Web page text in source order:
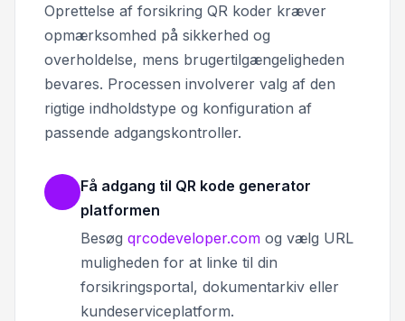
Oprettelse af forsikring QR koder kræver
opmærksomhed på sikkerhed og
overholdelse, mens brugertilgængeligheden
bevares. Processen involverer valg af den
rigtige indholdstype og konfiguration af
passende adgangskontroller.
Få adgang til QR kode generator
platformen
Besøg qrcodeveloper.com og vælg URL
muligheden for at linke til din
forsikringsportal, dokumentarkiv eller
kundeserviceplatform.